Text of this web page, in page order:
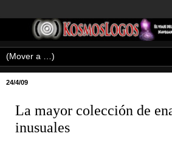
24/4/09
La mayor colección de
inusuales